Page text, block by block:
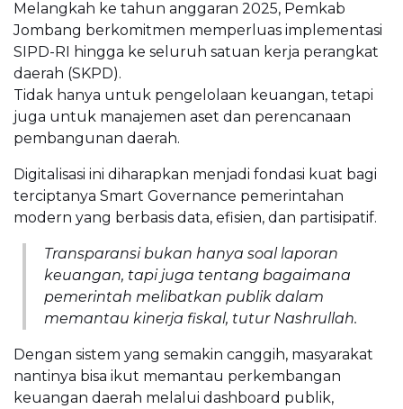
Melangkah ke tahun anggaran 2025, Pemkab
Jombang berkomitmen memperluas implementasi
SIPD-RI hingga ke seluruh satuan kerja perangkat
daerah (SKPD).
Tidak hanya untuk pengelolaan keuangan, tetapi
juga untuk manajemen aset dan perencanaan
pembangunan daerah.
Digitalisasi ini diharapkan menjadi fondasi kuat bagi
terciptanya Smart Governance pemerintahan
modern yang berbasis data, efisien, dan partisipatif.
Transparansi bukan hanya soal laporan
keuangan, tapi juga tentang bagaimana
pemerintah melibatkan publik dalam
memantau kinerja fiskal, tutur Nashrullah.
Dengan sistem yang semakin canggih, masyarakat
nantinya bisa ikut memantau perkembangan
keuangan daerah melalui dashboard publik,